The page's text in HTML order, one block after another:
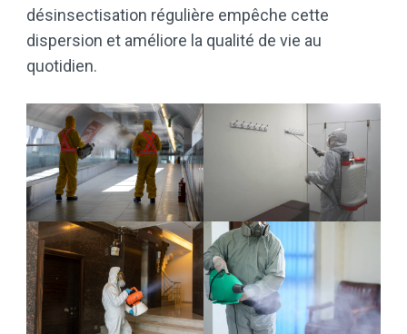
désinsectisation régulière empêche cette
dispersion et améliore la qualité de vie au
quotidien.